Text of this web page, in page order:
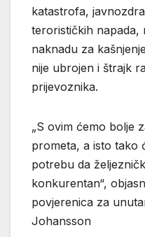
katastrofa,
terorističkih napada,
naknadu za
nije ubrojen i štrajk
prijevoznika.
„S ovim ćemo bolje
prometa, a isto tako
potrebu da
konkurentan“,
povjerenica za
Johansson